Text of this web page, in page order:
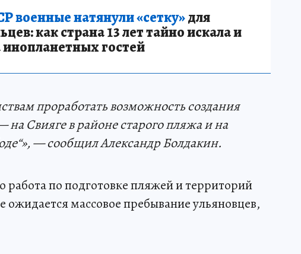
военные натянули «сетку»для
как страна 13 лет тайно искала и
инопланетных гостей
проработать возможность создания
Свияге в районе старого пляжа и на
— сообщил Александр Болдакин.
по подготовке пляжей и территорий
ожидается массовое пребывание ульяновцев,